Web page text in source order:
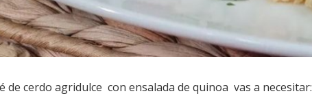
de cerdo agridulce con ensalada de quinoa vas a necesitar: